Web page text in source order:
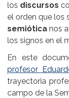
los discursos
el orden que los
semiótica nos
los signos en el
En este
profesor
trayectoria
campo de la